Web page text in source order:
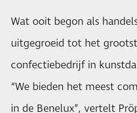
Wat ooit begon als
uitgegroeid tot het
confectiebedrijf in
“We bieden het meest
in de Benelux”, vertelt